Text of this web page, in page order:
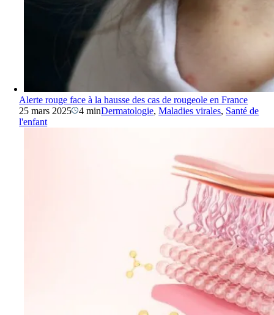
Alerte rouge face à la hausse des cas de rougeole en France
25 mars 2025
4 minDermatologie,Maladies virales, Santé de
l'enfant